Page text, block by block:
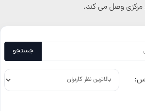
مرکزی وصل می کند.
جستجو